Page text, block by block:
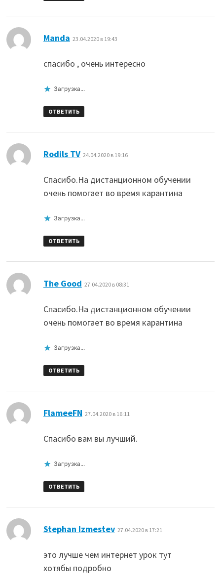
Manda 23.04.2020 в 19:43
спасибо , очень интересно
Загрузка...
ОТВЕТИТЬ
Rodils TV: 24.04.2020 в 19:16
Спасибо.На дистанционном обучении
очень помогает во время карантина
Загрузка...
ОТВЕТИТЬ
The Good 27.04.2020 в 08:31
Спасибо.На дистанционном обучении
очень помогает во время карантина
Загрузка...
ОТВЕТИТЬ
FlameeFN 27.04.2020 в 16:11
Спасибо вам вы лучший.
Загрузка...
ОТВЕТИТЬ
Stephan Izmestev: 27.04.2020 в 17:21
это лучше чем интернет урок тут
хотябы подробно